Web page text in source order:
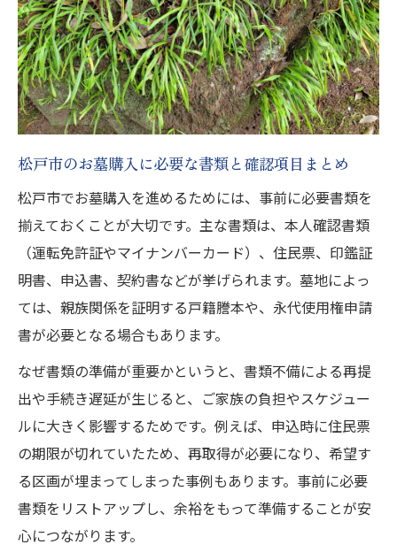
松戸市のお墓購入に必要な書類と確認項目まとめ
松戸市でお墓購入を進めるためには、事前に必要書類を
揃えておくことが大切です。主な書類は、本人確認書類
（運転免許証やマイナンバーカード）、住民票、印鑑証
明書、申込書、契約書などが挙げられます。墓地によっ
ては、親族関係を証明する戸籍謄本や、永代使用権申請
書が必要となる場合もあります。
なぜ書類の準備が重要かというと、書類不備による再提
出や手続き遅延が生じると、ご家族の負担やスケジュー
ルに大きく影響するためです。例えば、申込時に住民票
の期限が切れていたため、再取得が必要になり、希望す
る区画が埋まってしまった事例もあります。事前に必要
書類をリストアップし、余裕をもって準備することが安
心につながります。